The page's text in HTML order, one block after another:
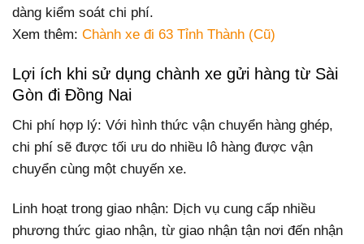
dàng kiểm soát chi phí.
Xem thêm: Chành xe đi 63 Tỉnh Thành (Cũ)
Lợi ích khi sử dụng chành xe gửi hàng từ Sài
Gòn đi Đồng Nai
Chi phí hợp lý: Với hình thức vận chuyển hàng ghép,
chi phí sẽ được tối ưu do nhiều lô hàng được vận
chuyển cùng một chuyến xe.
Linh hoạt trong giao nhận: Dịch vụ cung cấp nhiều
phương thức giao nhận, từ giao nhận tận nơi đến nhận